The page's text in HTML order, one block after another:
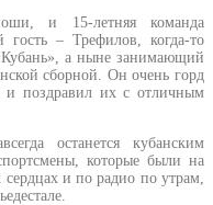
и 15-летняя команда
– Трефилов, когда-то
а ныне занимающий
сборной. Он очень горд
и поздравил их с отличным
останется кубанским
которые были на
и по радио по утрам,